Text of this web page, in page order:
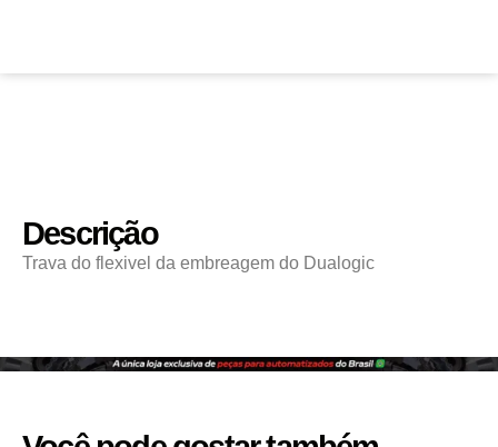
Descrição
Trava do flexivel da embreagem do Dualogic